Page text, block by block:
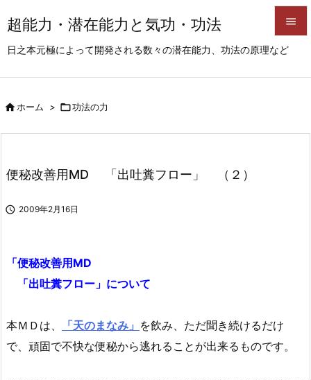
超能力・潜在能力と気功・功法
日之本元極によって開発される数々の潜在能力、功法の原理など


前へ
ホーム > 功法の力
便秘改善用MD 「出吐糞フロー」 （２）
 2009年2月16日
「便秘改善用MD
「出吐糞フロー」について
本ＭＤは、 「天のまなみ」 を飲み、ただ聞き続けるだけ
で、頑固で不快な便秘から逃れることが出来るものです。